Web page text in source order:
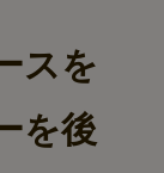
スを
を後